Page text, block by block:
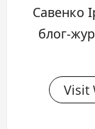
Савенко
блог-
Visit